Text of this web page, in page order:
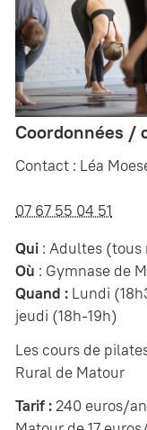
Coordonnées /
Contact : Léa
07 67 55 04 51
Qui : Adultes (tous
Où : Gymnase de
Quand : Lundi
jeudi (18h-19h)
Les cours de
Rural de Matour
Tarif :240 euros/